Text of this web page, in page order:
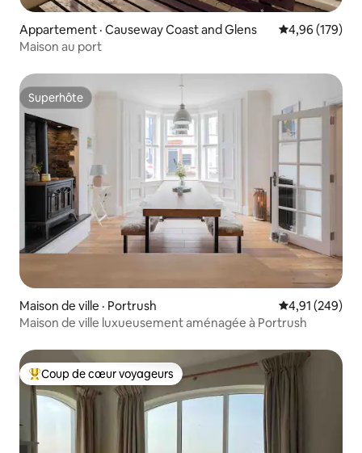
Appartement · Causeway Coast and Glens Note
4,96 (179)
Maison au port
Superhôte
Superhôte
Maison de ville · Portrush Note
4,91 (249)
Maison de ville luxueusement aménagée à Portrush
Coup de cœur voyageurs parmi les plus aimés
Coup de cœur voyageurs